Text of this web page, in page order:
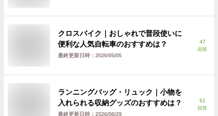
クロスバイク｜おしゃれで普段使いに
便利な人気自転車のおすすめは？
最終更新日時： 2026/05/05
47
回答
ランニングバッグ・リュック｜小物を
入れられる収納グッズのおすすめは？
最終更新日時： 2026/06/29
61
回答